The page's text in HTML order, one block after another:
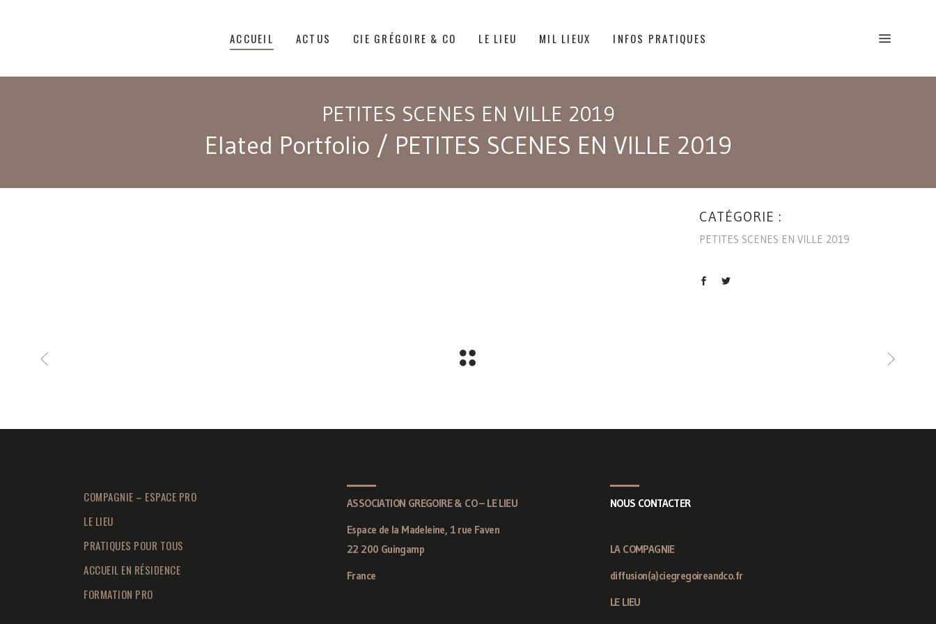
ACCUEIL ACTUS CIE GRÉGOIRE & CO LE LIEU MIL LIEUX INFOS PRATIQUES
PETITES SCENES EN VILLE 2019
Elated Portfolio / PETITES SCENES EN VILLE 2019
CATÉGORIE :
PETITES SCENES EN VILLE 2019
COMPAGNIE – ESPACE PRO
LE LIEU
PRATIQUES POUR TOUS
ACCUEIL EN RÉSIDENCE
FORMATION PRO
ASSOCIATION GREGOIRE & CO – LE LIEU
Espace de la Madeleine, 1 rue Faven
22 200 Guingamp
France
NOUS CONTACTER
LA COMPAGNIE
diffusion(a)ciegregoireandco.fr
LE LIEU